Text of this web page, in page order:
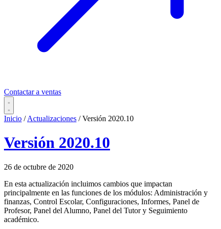
Contactar a ventas
Inicio / Actualizaciones / Versión 2020.10
Versión 2020.10
26 de octubre de 2020
En esta actualización incluimos cambios que impactan
principalmente en las funciones de los módulos: Administración y
finanzas, Control Escolar, Configuraciones, Informes, Panel de
Profesor, Panel del Alumno, Panel del Tutor y Seguimiento
académico.